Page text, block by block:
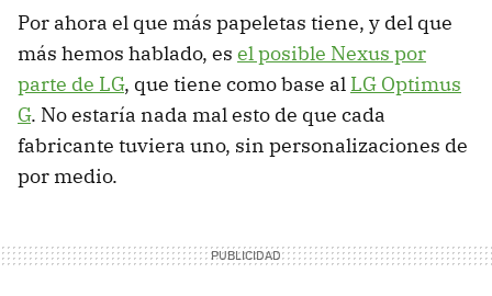
Por ahora el que más papeletas tiene, y del que
más hemos hablado, es el posible Nexus por
parte de LG, que tiene como base al LG Optimus
G. No estaría nada mal esto de que cada
fabricante tuviera uno, sin personalizaciones de
por medio.